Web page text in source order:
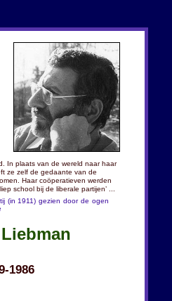
In plaats van de wereld naar haar
ze zelf de gedaante van de
Haar coöperatieven werden
school bij de liberale partijen’ ...
(in 1911) gezien door de ogen
1986